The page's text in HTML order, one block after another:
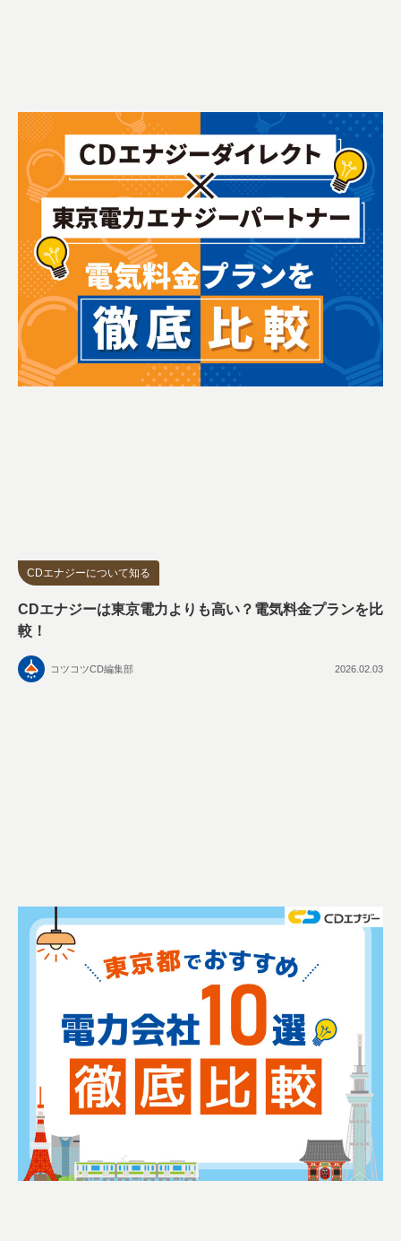
CDエナジーについて知る
CDエナジーは東京電力よりも高い？電気料金プランを比
較！
コツコツCD編集部 2026.02.03